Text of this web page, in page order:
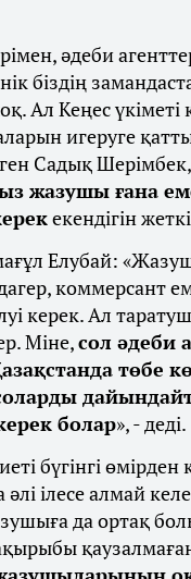
әдеби
біздің
Ал Кеңес үкіметі
игеруге
Садық Шерімбек,
жазушы ғана
екендігін
Елубай:
коммерсант
керек. Ал
Міне,сол әдеби
төбе
болар», - деді.
бүгінгі
ілесе алмай
да ортақ